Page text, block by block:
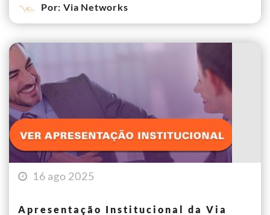
Por: Via Networks
16 ago 2025
Apresentação Institucional da Via